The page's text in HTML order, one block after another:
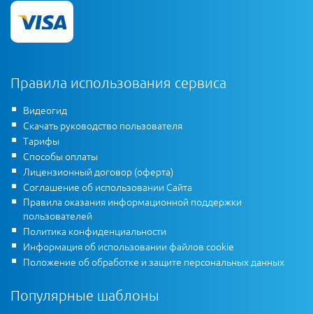
Правила использования сервиса
Видеогид
Скачать руководство пользователя
Тарифы
Способы оплаты
Лицензионный договор (оферта)
Соглашение об использовании Сайта
Правила оказания информационной поддержки
пользователей
Политика конфиденциальности
Информация об использовании файлов cookie
Положение об обработке и защите персональных данных
Популярные шаблоны